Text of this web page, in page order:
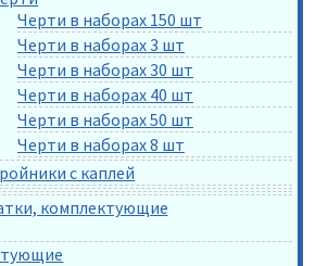
Черти в наборах 150 шт
Черти в наборах 3 шт
Черти в наборах 30 шт
Черти в наборах 40 шт
Черти в наборах 50 шт
Черти в наборах 8 шт
с каплей
комплектующие